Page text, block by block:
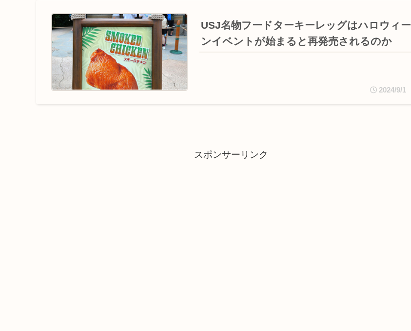
USJ名物フードターキーレッグはハロウィー
ンイベントが始まると再発売されるのか
2024/9/1
スポンサーリンク